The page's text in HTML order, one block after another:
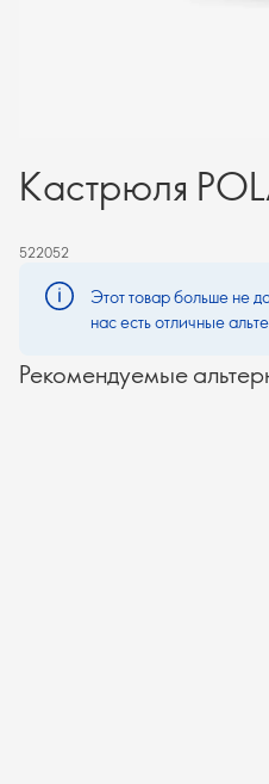
Кастрюля
522052
Этот товар больше не
нас есть отличные
Рекомендуемые